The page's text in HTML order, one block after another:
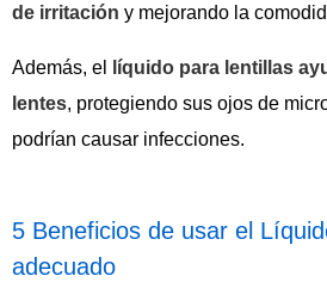
de irritación y mejorando la
Además, el
líquido para lentillas
lentes, protegiendo sus ojos de
podrían causar infecciones.
5 Beneficios de usar el
adecuado